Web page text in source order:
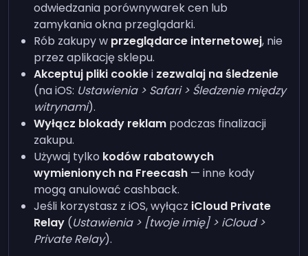
odwiedzania porównywarek cen lub
zamykania okna przeglądarki.
Rób zakupy w przeglądarce internetowej, nie
przez aplikację sklepu.
Akceptuj pliki cookiei zezwalaj na śledzenie
(na iOS: Ustawienia > Safari > Śledzenie między
witrynami).
Wyłącz blokady reklam podczas finalizacji
zakupu.
Używaj tylko kodów rabatowych
wymienionych na Freecash — inne kody
mogą anulować cashback.
Jeśli korzystasz z iOS, wyłącz iCloud Private
Relay (Ustawienia > [twoje imię] > iCloud >
Private Relay).